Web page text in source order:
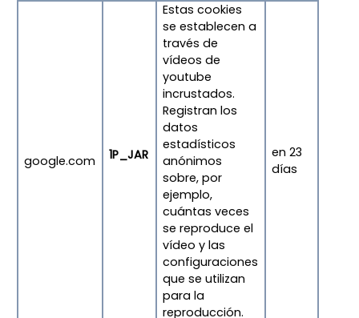
google.com 1P_JAR
Estas cookies
se establecen a
través de
vídeos de
youtube
incrustados.
Registran los
datos
estadísticos
anónimos
sobre, por
ejemplo,
cuántas veces
se reproduce el
vídeo y las
configuraciones
que se utilizan
para la
reproducción.
en 23
días